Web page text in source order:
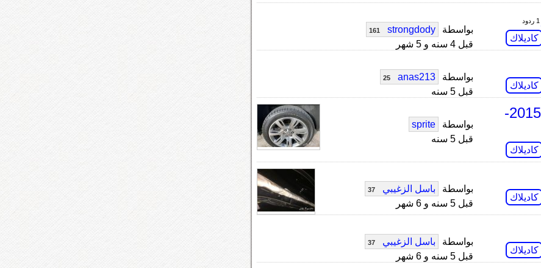
كاديلاك
بواسطة strongdody
161
قبل 4 سنه و 5 شهر
كاديلاك
بواسطة anas213
25
قبل 5 سنه
استفسار لأصحاب الخبرة في الإسكاليد من 2015-
كاديلاك
بواسطة
sprite
قبل 5 سنه
كاديلاك
بواسطة باسل الزغيبي 37
قبل 5 سنه و 6 شهر
كاديلاك
بواسطة باسل الزغيبي 37
قبل 5 سنه و 6 شهر